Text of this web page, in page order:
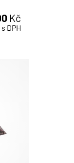
Kč
s DPH